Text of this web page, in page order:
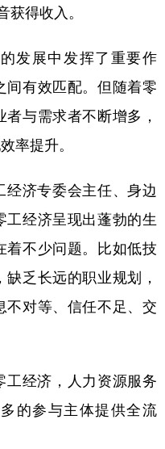
得收入。
展中发挥了重要作
有效匹配。但随着零
与需求者不断增多，
率提升。
济专委会主任、身边
经济呈现出蓬勃的生
不少问题。比如低技
乏长远的职业规划，
对等、信任不足、交
经济，人力资源服务
的参与主体提供全流